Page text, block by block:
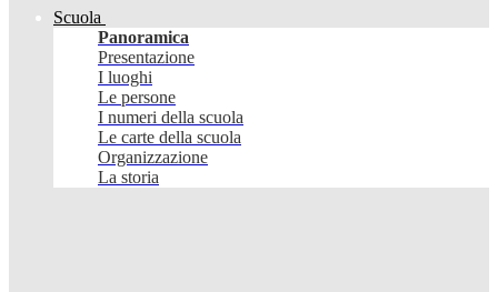
Scuola
Panoramica
Presentazione
I luoghi
Le persone
I numeri della scuola
Le carte della scuola
Organizzazione
La storia